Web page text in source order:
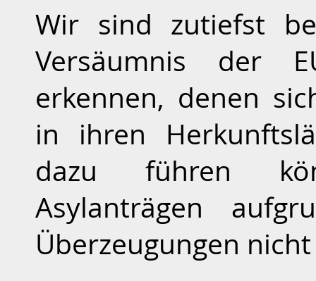
Wir sind zutiefst
Versäumnis der
erkennen, denen
in ihren
dazu führen
Asylanträgen
Überzeugungen